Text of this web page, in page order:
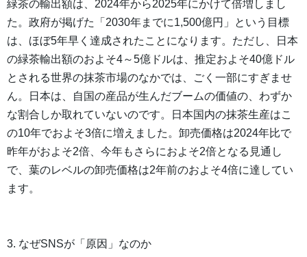
緑茶の輸出額は、2024年から2025年にかけて倍増しまし
た。政府が掲げた「2030年までに1,500億円」という目標
は、ほぼ5年早く達成されたことになります。ただし、日本
の緑茶輸出額のおよそ4～5億ドルは、推定およそ40億ドル
とされる世界の抹茶市場のなかでは、ごく一部にすぎませ
ん。日本は、自国の産品が生んだブームの価値の、わずか
な割合しか取れていないのです。日本国内の抹茶生産はこ
の10年でおよそ3倍に増えました。卸売価格は2024年比で
昨年がおよそ2倍、今年もさらにおよそ2倍となる見通し
で、葉のレベルの卸売価格は2年前のおよそ4倍に達してい
ます。
3. なぜSNSが「原因」なのか